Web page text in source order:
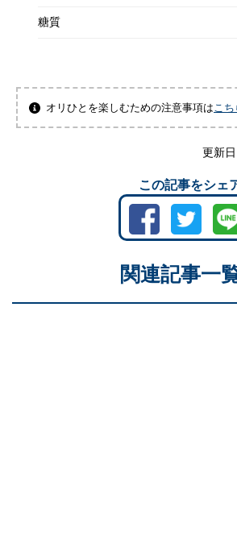
糖質
オリひとを楽しむための注意事項は こち
更新日
この記事
関連記事一